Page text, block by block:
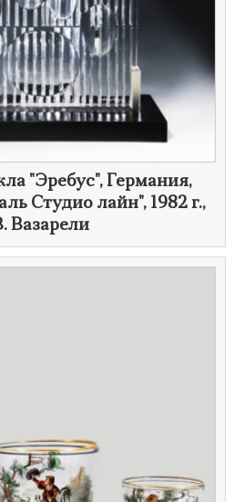
"Эребус", Германия,
Студио лайн​", 1982 г.,
Вазарели